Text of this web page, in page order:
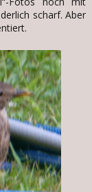
scharf. Aber